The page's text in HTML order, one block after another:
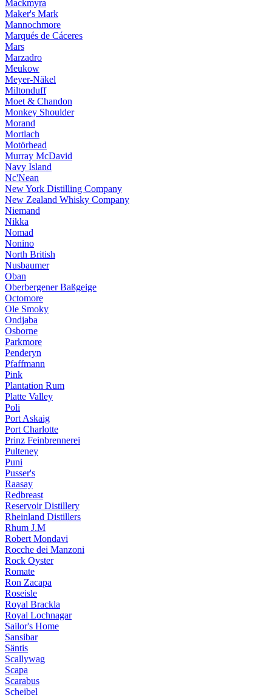
Mackmyra
Maker's Mark
Mannochmore
Marqués de Cáceres
Mars
Marzadro
Meukow
Meyer-Näkel
Miltonduff
Moet & Chandon
Monkey Shoulder
Morand
Mortlach
Motörhead
Murray McDavid
Navy Island
Nc'Nean
New York Distilling Company
New Zealand Whisky Company
Niemand
Nikka
Nomad
Nonino
North British
Nusbaumer
Oban
Oberbergener Baßgeige
Octomore
Ole Smoky
Ondjaba
Osborne
Parkmore
Penderyn
Pfaffmann
Pink
Plantation Rum
Platte Valley
Poli
Port Askaig
Port Charlotte
Prinz Feinbrennerei
Pulteney
Puni
Pusser's
Raasay
Redbreast
Reservoir Distillery
Rheinland Distillers
Rhum J.M
Robert Mondavi
Rocche dei Manzoni
Rock Oyster
Romate
Ron Zacapa
Roseisle
Royal Brackla
Royal Lochnagar
Sailor's Home
Sansibar
Säntis
Scallywag
Scapa
Scarabus
Scheibel